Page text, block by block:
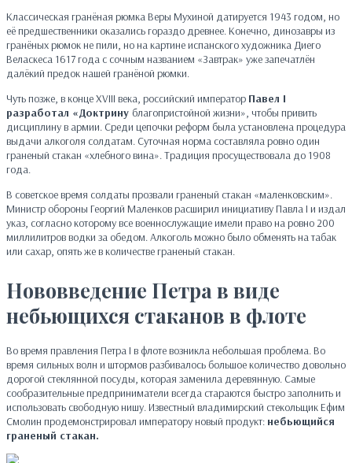
Классическая гранёная рюмка Веры Мухиной датируется 1943 годом, но
её предшественники оказались гораздо древнее. Конечно, динозавры из
гранёных рюмок не пили, но на картине испанского художника Диего
Веласкеса 1617 года с сочным названием «Завтрак» уже запечатлён
далёкий предок нашей гранёной рюмки.
Чуть позже, в конце XVIII века, российский император Павел I
разработал «Доктрину благопристойной жизни», чтобы привить
дисциплину в армии. Среди цепочки реформ была установлена процедура
выдачи алкоголя солдатам. Суточная норма составляла ровно один
граненый стакан «хлебного вина». Традиция просуществовала до 1908
года.
В советское время солдаты прозвали граненый стакан «маленковским».
Министр обороны Георгий Маленков расширил инициативу Павла I и издал
указ, согласно которому все военнослужащие имели право на ровно 200
миллилитров водки за обедом. Алкоголь можно было обменять на табак
или сахар, опять же в количестве граненый стакан.
Нововведение Петра в виде
небьющихся стаканов в флоте
Во время правления Петра I в флоте возникла небольшая проблема. Во
время сильных волн и штормов разбивалось большое количество довольно
дорогой стеклянной посуды, которая заменила деревянную. Самые
сообразительные предприниматели всегда стараются быстро заполнить и
использовать свободную нишу. Известный владимирский стекольщик Ефим
Смолин продемонстрировал императору новый продукт: небьющийся
граненый стакан.